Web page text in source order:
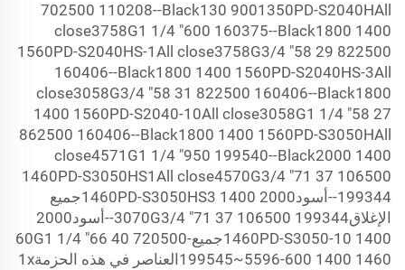
702500 110208--Black130 9001350PD-S2040HAll
close3758G1 1/4 "600 160375--Black1800 1400
1560PD-S2040HS-1All close3758G3/4 "58 29 822500
160406--Black1800 1400 1560PD-S2040HS-3All
close3058G3/4 "58 31 822500 160406--Black1800
1400 1560PD-S2040-10All close3058G1 1/4 "58 27
862500 160406--Black1800 1400 1560PD-S3050HAll
close4571G1 1/4 "950 199540--Black2000 1400
1460PD-S3050HS1All close4570G3/4 "71 37 106500
199344--أسود2000
1400
1460PD-S3050HS3جميع
الإغلاق3070G3/4 "71
37 106500 199344--أسود2000
1400 1460PD-S3050-10جميع-60G1 1/4 "66 40 720500
199545~5596-600 1400
1460العناصر في هذه الحزمة1x